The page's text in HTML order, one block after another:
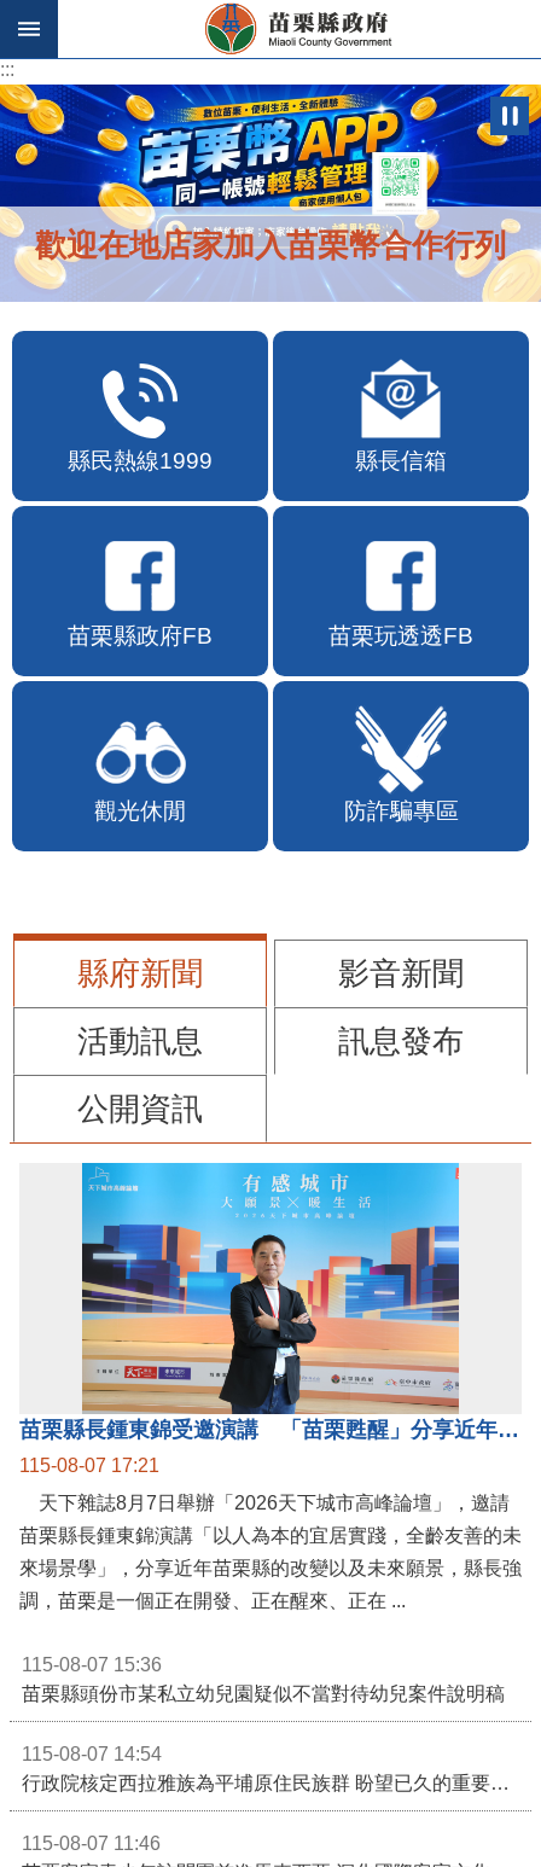
跳到主要內容區塊
:::
:::
歡迎在地店家加入苗栗幣合作行列
縣民熱線1999 縣長信箱
苗栗縣政府FB 苗栗玩透透FB
觀光休閒 防詐騙專區
縣府新聞
影音新聞
活動訊息
訊息發布
公開資訊
苗栗縣長鍾東錦受邀演講 「苗栗甦醒」分享近年轉變
115-08-07 17:21
天下雜誌8月7日舉辦「2026天下城市高峰論壇」，邀請
苗栗縣長鍾東錦演講「以人為本的宜居實踐，全齡友善的未
來場景學」，分享近年苗栗縣的改變以及未來願景，縣長強
調，苗栗是一個正在開發、正在醒來、正在 ...
115-08-07 15:36
苗栗縣頭份市某私立幼兒園疑似不當對待幼兒案件說明稿
115-08-07 14:54
行政院核定西拉雅族為平埔原住民族群 盼望已久的重要時刻到來！8月13日起受理民族成員名冊登記
115-08-07 11:46